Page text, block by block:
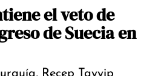
el veto de
de Suecia en